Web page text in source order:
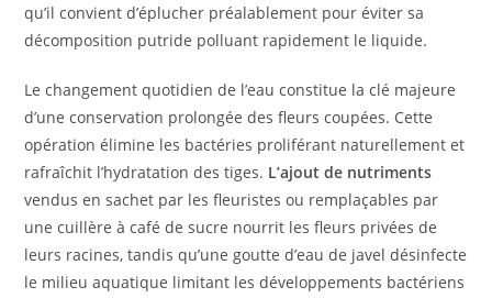
qu’il convient d’éplucher préalablement pour éviter sa
décomposition putride polluant rapidement le liquide.
Le changement quotidien de l’eau constitue la clé majeure
d’une conservation prolongée des fleurs coupées. Cette
opération élimine les bactéries proliférant naturellement et
rafraîchit l’hydratation des tiges. L’ajout de nutriments
vendus en sachet par les fleuristes ou remplaçables par
une cuillère à café de sucre nourrit les fleurs privées de
leurs racines, tandis qu’une goutte d’eau de javel désinfecte
le milieu aquatique limitant les développements bactériens